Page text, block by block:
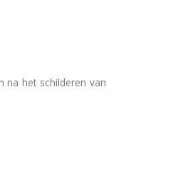
na het schilderen van